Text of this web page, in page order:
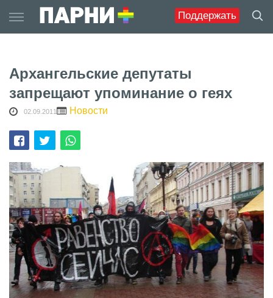
Поддержать
to
content
Архангельские депутаты
запрещают упоминание о геях
02.09.2011 Новости